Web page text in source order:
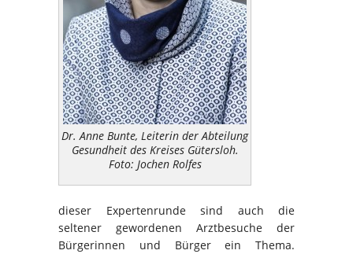
Dr. Anne Bunte, Leiterin der Abteilung
Gesundheit des Kreises Gütersloh.
Foto: Jochen Rolfes
dieser Expertenrunde sind auch die
seltener gewordenen Arztbesuche der
Bürgerinnen und Bürger ein Thema.